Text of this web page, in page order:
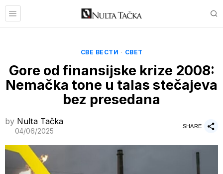
СВЕ ВЕСТИ · СВЕТ
Gore od finansijske krize 2008:
Nemačka tone u talas stečajeva
bez presedana
by Nulta Tačka
04/06/2025
SHARE